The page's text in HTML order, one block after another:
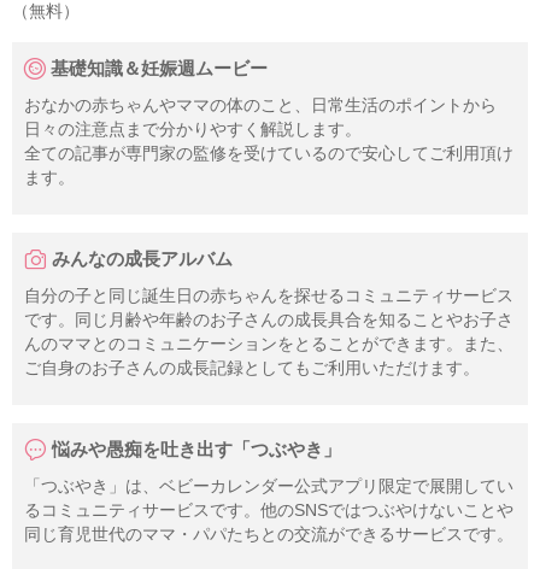
（無料）
基礎知識＆妊娠週ムービー
おなかの赤ちゃんやママの体のこと、日常生活のポイントから
日々の注意点まで分かりやすく解説します。
全ての記事が専門家の監修を受けているので安心してご利用頂け
ます。
みんなの成長アルバム
自分の子と同じ誕生日の赤ちゃんを探せるコミュニティサービス
です。同じ月齢や年齢のお子さんの成長具合を知ることやお子さ
んのママとのコミュニケーションをとることができます。また、
ご自身のお子さんの成長記録としてもご利用いただけます。
悩みや愚痴を吐き出す「つぶやき」
「つぶやき」は、ベビーカレンダー公式アプリ限定で展開してい
るコミュニティサービスです。他のSNSではつぶやけないことや
同じ育児世代のママ・パパたちとの交流ができるサービスです。